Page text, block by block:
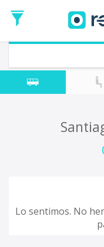
de
Ida
Vuelta
Fecha
de
Lo sentimos. No